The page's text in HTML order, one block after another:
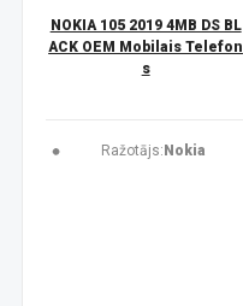
NOKIA 105 2019 4MB DS BL
ACK OEM Mobilais Telefon
s
Ražotājs: Nokia